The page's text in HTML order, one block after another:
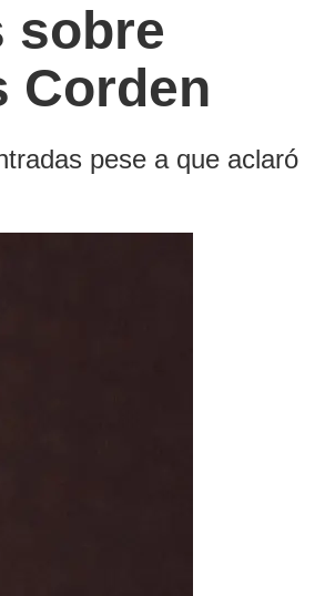
sobre
Corden
pese a que aclaró